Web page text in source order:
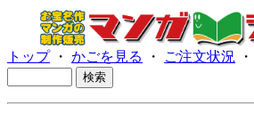
トップ・ かごを見る ・ ご注文状況 ・